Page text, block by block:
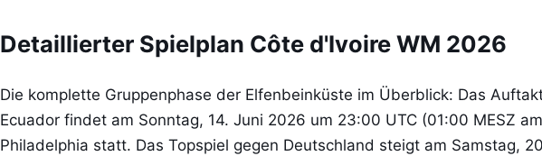
Detaillierter Spielplan Côte d'Ivoire WM 2026
Die komplette Gruppenphase der Elfenbeinküste im Überblick: Das
Ecuador findet am Sonntag, 14. Juni 2026 um 23:00 UTC (01:00 MESZ
Philadelphia statt. Das Topspiel gegen Deutschland steigt am Samstag,